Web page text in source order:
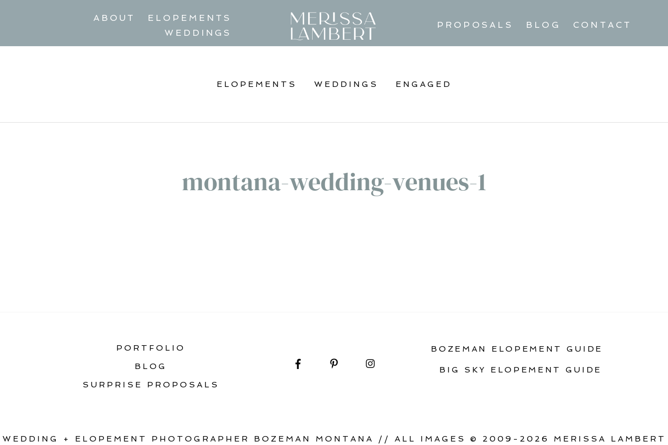
ABOUT
ELOPEMENTS
WEDDINGS
PROPOSALS BLOG CONTACT
ELOPEMENTS WEDDINGS ENGAGED
montana-wedding-venues-1
PORTFOLIO
BLOG
SURPRISE PROPOSALS
BOZEMAN ELOPEMENT GUIDE
BIG SKY ELOPEMENT GUIDE
WEDDING + ELOPEMENT PHOTOGRAPHER BOZEMAN MONTANA // ALL IMAGES © 2009-2026 MERISSA LAMBERT